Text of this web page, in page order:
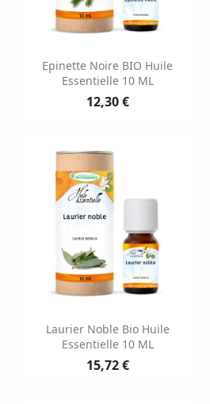
Aperçu rapide
Epinette Noire BIO Huile
Essentielle 10 ML
12,30 €
Aperçu rapide
Laurier Noble Bio Huile
Essentielle 10 ML
15,72 €